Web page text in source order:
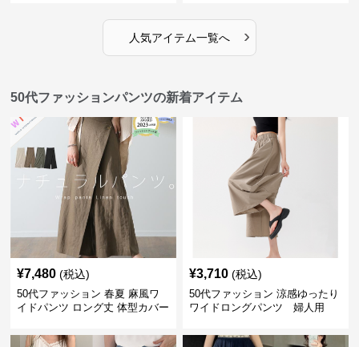
人気アイテム一覧へ ›
50代ファッションパンツの新着アイテム
¥7,480 (税込)
50代ファッション 春夏 麻風ワ
イドパンツ ロング丈 体型カバー
¥3,710 (税込)
50代ファッション 涼感ゆったり
ワイドロングパンツ 婦人用